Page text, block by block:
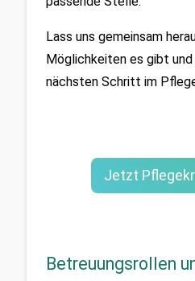
Lass uns gemeinsam
Möglichkeiten es gibt und
nächsten Schritt im
Jetzt
Betreuungsrollen